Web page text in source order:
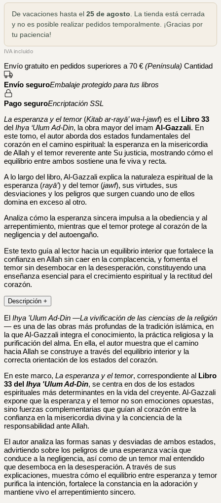
De vacaciones hasta el 25 de agosto . La tienda está cerrada
y no es posible realizar pedidos temporalmente. ¡Gracias por
tu paciencia!
IVA incluido
Envío gratuito en pedidos superiores a 70 € (Península) Cantidad
Envío seguroEmbalaje protegido para tus libros
Pago seguroEncriptación SSL
La esperanza y el temor(Kitab ar-rayā’ wa-l-jawf) es el Libro 33
del Ihya ‘Ulum Ad-Din, la obra mayor del imam Al-Gazzali. En
este tomo, el autor aborda dos estados fundamentales del
corazón en el camino espiritual: la esperanza en la misericordia
de Allah y el temor reverente ante Su justicia, mostrando cómo el
equilibrio entre ambos sostiene una fe viva y recta.
A lo largo del libro, Al-Gazzali explica la naturaleza espiritual de la
esperanza (rayā’) y del temor (jawf), sus virtudes, sus
desviaciones y los peligros que surgen cuando uno de ellos
domina en exceso al otro.
Analiza cómo la esperanza sincera impulsa a la obediencia y al
arrepentimiento, mientras que el temor protege al corazón de la
negligencia y del autoengaño.
Este texto guía al lector hacia un equilibrio interior que fortalece la
confianza en Allah sin caer en la complacencia, y fomenta el
temor sin desembocar en la desesperación, constituyendo una
enseñanza esencial para el crecimiento espiritual y la rectitud del
corazón.
Descripción +
El Ihya 'Ulum Ad-Din —La vivificación de las ciencias de la religión
— es una de las obras más profundas de la tradición islámica, en
la que Al-Gazzali integra el conocimiento, la práctica religiosa y la
purificación del alma. En ella, el autor muestra que el camino
hacia Allah se construye a través del equilibrio interior y la
correcta orientación de los estados del corazón.
En este marco, La esperanza y el temor, correspondiente al Libro
33 del Ihya 'Ulum Ad-Din, se centra en dos de los estados
espirituales más determinantes en la vida del creyente. Al-Gazzali
expone que la esperanza y el temor no son emociones opuestas,
sino fuerzas complementarias que guían al corazón entre la
confianza en la misericordia divina y la conciencia de la
responsabilidad ante Allah.
El autor analiza las formas sanas y desviadas de ambos estados,
advirtiendo sobre los peligros de una esperanza vacía que
conduce a la negligencia, así como de un temor mal entendido
que desemboca en la desesperación. A través de sus
explicaciones, muestra cómo el equilibrio entre esperanza y temor
purifica la intención, fortalece la constancia en la adoración y
mantiene vivo el arrepentimiento sincero.